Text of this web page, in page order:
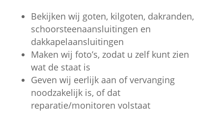
Bekijken wij goten, kilgoten, dakranden,
schoorsteenaansluitingen en
dakkapelaansluitingen
Maken wij foto’s, zodat u zelf kunt zien
wat de staat is
Geven wij eerlijk aan of vervanging
noodzakelijk is, of dat
reparatie/monitoren volstaat